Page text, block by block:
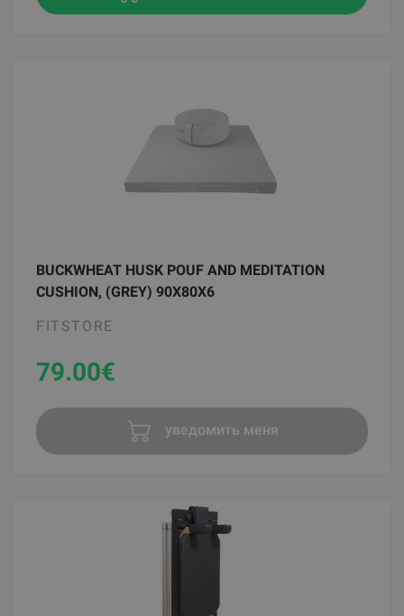
BUCKWHEAT HUSK POUF AND MEDITATION
CUSHION, (GREY) 90X80X6
FITSTORE
79.00€
уведомить меня